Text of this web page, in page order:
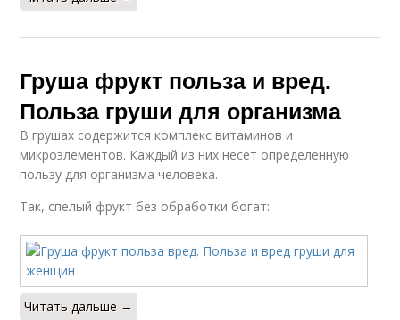
Груша фрукт польза и вред.
Польза груши для организма
В грушах содержится комплекс витаминов и
микроэлементов. Каждый из них несет определенную
пользу для организма человека.
Так, спелый фрукт без обработки богат:
Читать дальше →